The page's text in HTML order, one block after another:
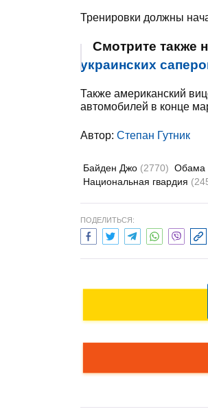
Тренировки должны
Смотрите также
украинских
Также американский
автомобилей в конце
Автор: Степан Гутник
Байден Джо (2770) Обама
Национальная гвардия
ПОДЕЛИТЬСЯ: